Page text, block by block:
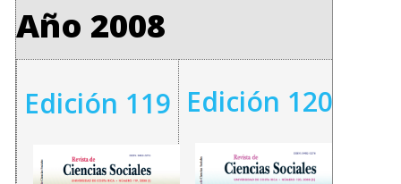
Año 2008
Edición 119 Edición 120